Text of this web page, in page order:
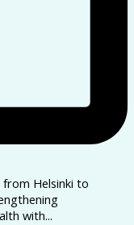
from Helsinki to
with...